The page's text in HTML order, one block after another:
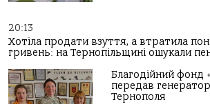
20:13
Хотіла продати взуття, а втратила
гривень: на Тернопільщині ошукали
Благодійний фонд
передав
Тернополя